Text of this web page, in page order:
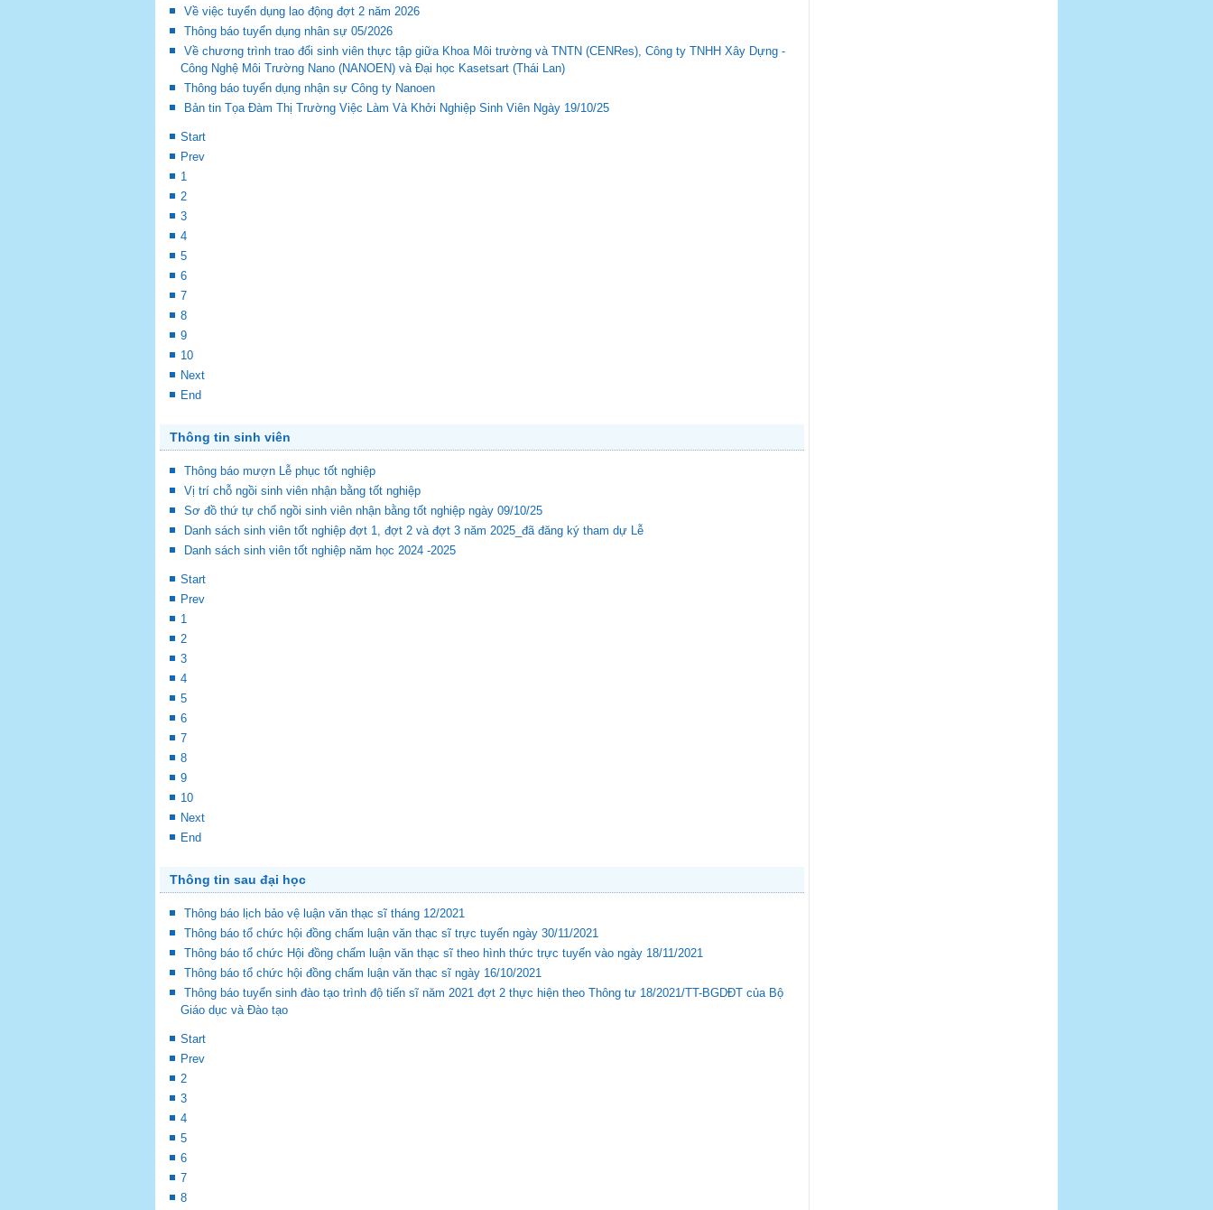
Về việc tuyển dụng lao động đợt 2 năm 2026
Thông báo tuyển dụng nhân sự 05/2026
Về chương trình trao đổi sinh viên thực tập giữa Khoa Môi trường và TNTN (CENRes), Công ty TNHH Xây Dựng -
Công Nghệ Môi Trường Nano (NANOEN) và Đại học Kasetsart (Thái Lan)
Thông báo tuyển dụng nhận sự Công ty Nanoen
Bản tin Tọa Đàm Thị Trường Việc Làm Và Khởi Nghiệp Sinh Viên Ngày 19/10/25
Start
Prev
1
2
3
4
5
6
7
8
9
10
Next
End
Thông tin sinh viên
Thông báo mượn Lễ phục tốt nghiệp
Vị trí chỗ ngồi sinh viên nhận bằng tốt nghiệp
Sơ đồ thứ tự chổ ngồi sinh viên nhận bằng tốt nghiệp ngày 09/10/25
Danh sách sinh viên tốt nghiệp đợt 1, đợt 2 và đợt 3 năm 2025_đã đăng ký tham dự Lễ
Danh sách sinh viên tốt nghiệp năm học 2024 -2025
Start
Prev
1
2
3
4
5
6
7
8
9
10
Next
End
Thông tin sau đại học
Thông báo lịch bảo vệ luận văn thạc sĩ tháng 12/2021
Thông báo tổ chức hội đồng chấm luận văn thạc sĩ trực tuyến ngày 30/11/2021
Thông báo tổ chức Hội đồng chấm luận văn thạc sĩ theo hình thức trực tuyến vào ngày 18/11/2021
Thông báo tổ chức hội đồng chấm luận văn thạc sĩ ngày 16/10/2021
Thông báo tuyển sinh đào tạo trình độ tiến sĩ năm 2021 đợt 2 thực hiện theo Thông tư 18/2021/TT-BGDĐT của Bộ
Giáo dục và Đào tạo
Start
Prev
2
3
4
5
6
7
8